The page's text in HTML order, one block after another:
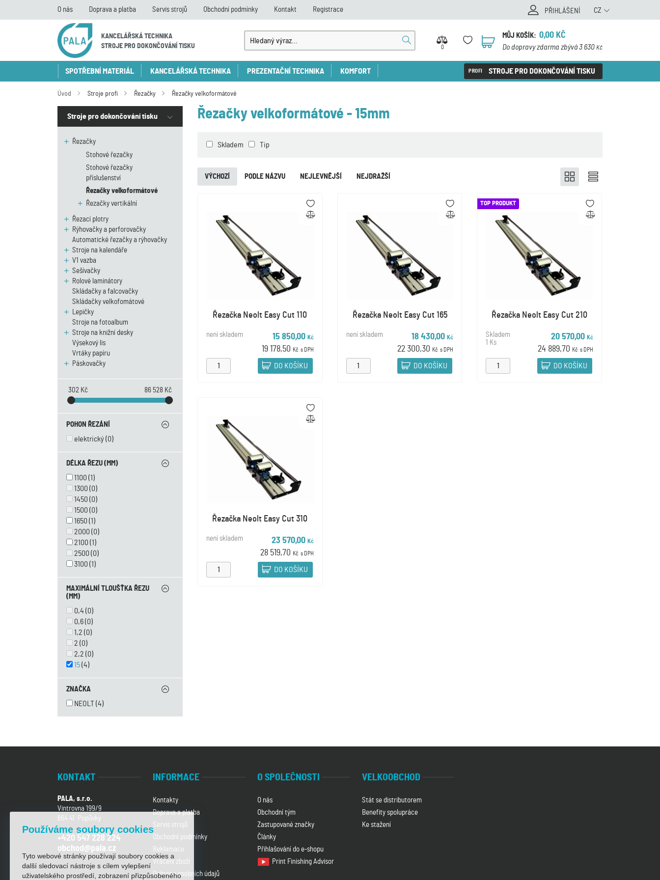
O nás Doprava a platba Servis strojů Obchodní podmínky Kontakt Registrace PŘIHLÁŠENÍ CZ
KANCELÁŘSKÁ TECHNIKA
STROJE PRO DOKONČOVÁNÍ TISKU
0
0
MŮJ KOŠÍK: 0,00 KČ
Do dopravy zdarma zbývá 3 630 Kč
SPOTŘEBNÍ MATERIÁL KANCELÁŘSKÁ TECHNIKA PREZENTAČNÍ TECHNIKA KOMFORT STROJE PRO DOKONČOVÁNÍ TISKU
Úvod Stroje profi Řezačky Řezačky velkoformátové
Stroje pro dokončování tisku
Řezačky
Stohové řezačky
Stohové řezačky
příslušenství
Řezačky velkoformátové
Řezačky vertikální
Řezací plotry
Rýhovačky a perforovačky
Automatické řezačky a rýhovačky
Stroje na kalendáře
V1 vazba
Sešívačky
Rolové laminátory
Skládačky a falcovačky
Skládačky velkofomátové
Lepičky
Stroje na fotoalbum
Stroje na knižní desky
Výsekový lis
Vrtáky papíru
Páskovačky
302 Kč 86 528 Kč
POHON ŘEZÁNÍ
elektrický(0)
DÉLKA ŘEZU (MM)
1100 (1)
1300 (0)
1450 (0)
1500 (0)
1650 (1)
2000 (0)
2100 (1)
2500 (0)
3100 (1)
MAXIMÁLNÍ TLOUŠŤKA ŘEZU
(MM)
0,4 (0)
0,6(0)
1,2 (0)
2 (0)
2,2 (0)
15(4)
ZNAČKA
NEOLT(4)
Řezačky velkoformátové - 15mm
Skladem Tip
NEJLEVNĚJŠÍ NEJDRAŽŠÍ
PODLE NÁZVU
VÝCHOZÍ
Řezačka Neolt Easy Cut 110
není skladem 15 850,00 Kč
19 178,50 Kč s DPH
DO KOŠÍKU
Řezačka Neolt Easy Cut 165
není skladem 18 430,00Kč
22 300,30 Kč s DPH
DO KOŠÍKU
TOP PRODUKT
Řezačka Neolt Easy Cut 210
Skladem
1 Ks
20 570,00Kč
24 889,70 Kč s DPH
DO KOŠÍKU
Řezačka Neolt Easy Cut 310
není skladem 23 570,00 Kč
28 519,70 Kč s DPH
DO KOŠÍKU
KONTAKT
PALA, s.r.o.
Vintrovna 199/9
664 41 Popůvky
+420 547 228 224
obchod@pala.cz
INFORMACE
Kontakty
Doprava a platba
Servis strojů
Obchodní podmínky
Reklamace
Vrácení zboží
Ochrana osobních údajů
O SPOLEČNOSTI
O nás
Obchodní tým
Zastupované značky
Články
Přihlašování do e-shopu
Print Finishing Advisor
VELKOOBCHOD
Stát se distributorem
Benefity spolupráce
Ke stažení
Používáme soubory cookies
Tyto webové stránky používají soubory cookies a
další sledovací nástroje s cílem vylepšení
uživatelského prostředí, zobrazení přizpůsobeného